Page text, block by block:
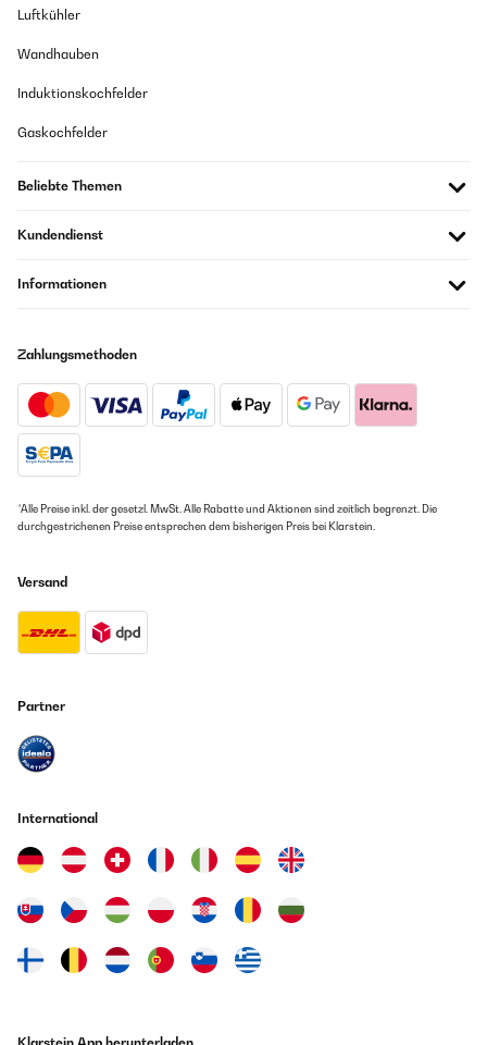
Luftkühler
Wandhauben
Induktionskochfelder
Gaskochfelder
Beliebte Themen
Kundendienst
Informationen
Zahlungsmethoden
*Alle Preise inkl. der gesetzl. MwSt. Alle Rabatte und Aktionen sind zeitlich begrenzt. Die
durchgestrichenen Preise entsprechen dem bisherigen Preis bei Klarstein.
Versand
Partner
International